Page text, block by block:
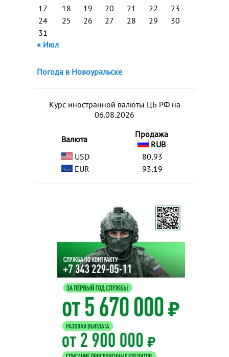
17
18 19 20 21 22
23
24
25 26 27 28 29
30
31
« Июл
Погода в Новоуральске
Курс иностранной валюты ЦБ РФ на
06.08.2026
Валюта
Продажа
RUB
USD
80,93
EUR
93,19